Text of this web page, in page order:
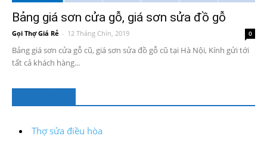
Bảng giá sơn cửa gỗ, giá sơn sửa đồ gỗ
Gọi Thợ Giá Rẻ - 12 Tháng Chín, 2019 0
Bảng giá sơn cửa gỗ cũ, giá sơn sửa đồ gỗ cũ tại Hà Nội, Kính gửi tới
tất cả khách hàng...
Thợ sửa điều hòa